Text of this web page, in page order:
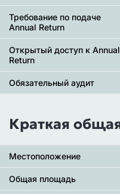
Требование по подаче
Annual Return
Открытый доступ к Annual
Return
Обязательный аудит
Краткая
Местоположение
Общая площадь